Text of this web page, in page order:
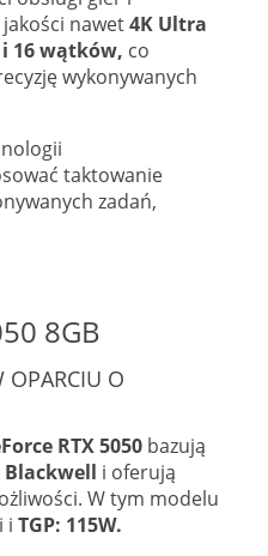
nawet4K Ultra
16 wątków, co
wykonywanych
taktowanie
zadań,
8GB
OPARCIU O
RTX 5050 bazują
Blackwell i oferują
W tym modelu
i TGP: 115W.